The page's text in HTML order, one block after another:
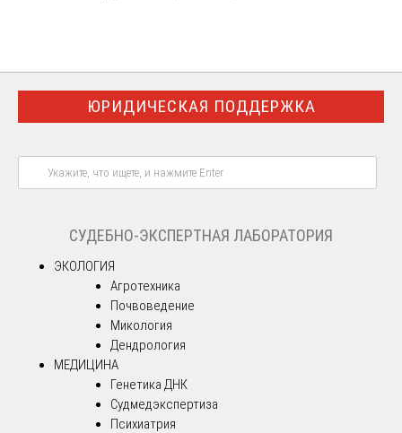
ЮРИДИЧЕСКАЯ ПОДДЕРЖКА
СУДЕБНО-ЭКСПЕРТНАЯ ЛАБОРАТОРИЯ
ЭКОЛОГИЯ
Агротехника
Почвоведение
Микология
Дендрология
МЕДИЦИНА
Генетика ДНК
Судмедэкспертиза
Психиатрия